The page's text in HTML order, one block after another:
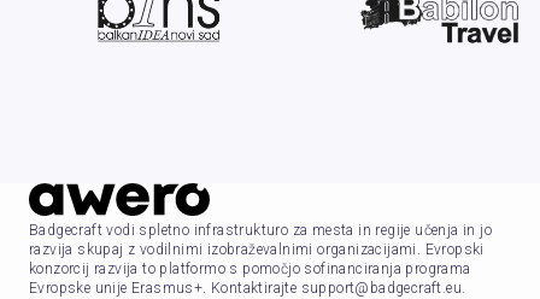
Badgecraft vodi spletno infrastrukturo za mesta in regije učenja in jo
razvija skupaj z vodilnimi izobraževalnimi organizacijami. Evropski
konzorcij razvija to platformo s pomočjo sofinanciranja programa
Evropske unije Erasmus+. Kontaktirajte support@badgecraft.eu.